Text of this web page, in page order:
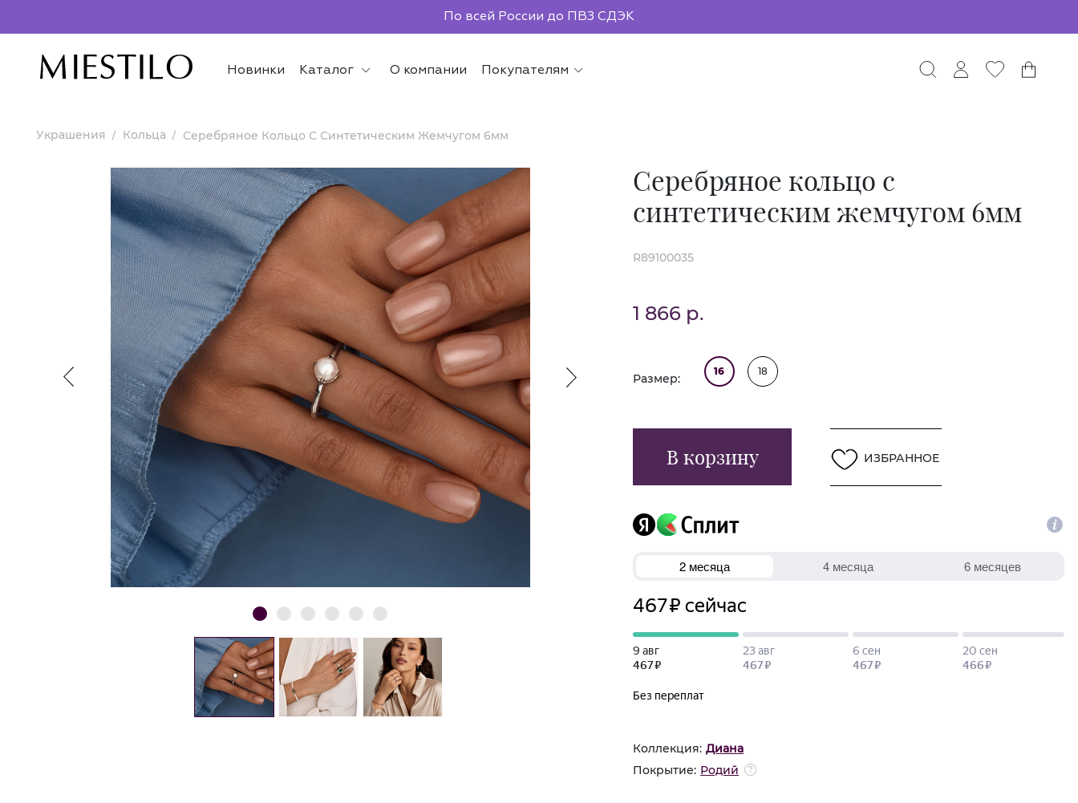
Бесплатная доставка от 2000р.
Новинки
Каталог О компании Покупателям
Украшения Кольца Серебряное Кольцо С Синтетическим Жемчугом 6мм
Серебряное кольцо с
синтетическим жемчугом 6мм
R89100035
1 866 р.
Размер:
16 18
В корзину ИЗБРАННОЕ
Коллекция: Диана
Покрытие: Родий